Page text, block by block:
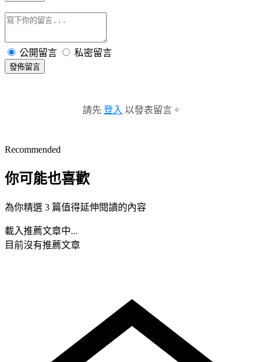
公開留言 私密留言
發佈留言
請先 登入 以發表留言。
Recommended
你可能也喜歡
為你精選 3 篇值得延伸閱讀的內容
載入推薦文章中...
目前沒有推薦文章